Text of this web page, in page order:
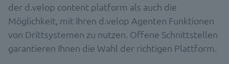
der d.velop content platform als auch die
Möglichkeit, mit Ihren d.velop Agenten Funktionen
von Drittsystemen zu nutzen. Offene Schnittstellen
garantieren Ihnen die Wahl der richtigen Plattform.